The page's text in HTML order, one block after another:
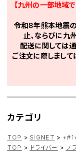
【九州の一部地域
令和8年熊本地震
止、ならびに九
配送に関しては
ご注文に際しまし
カテゴリ
TOP > SIGNET >
TOP > ドライバー > プ